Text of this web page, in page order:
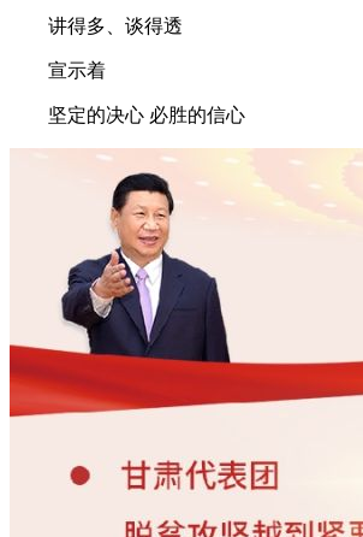
讲得多、谈得透
宣示着
坚定的决心 必胜的信心